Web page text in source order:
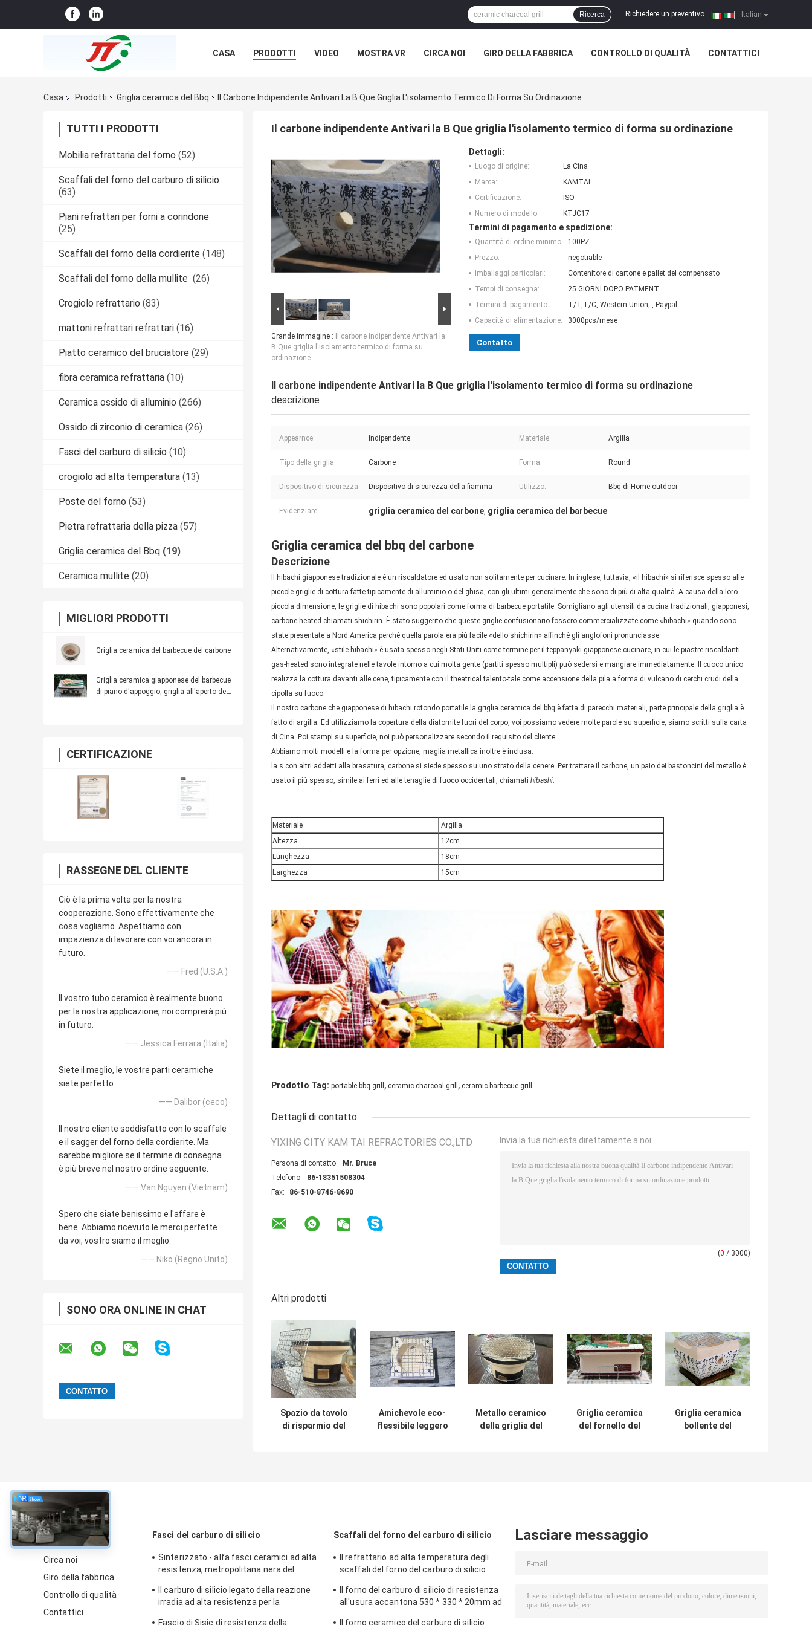
Italian
Richiedere un preventivo |
Ricerca
CASA PRODOTTI VIDEO MOSTRA VR CIRCA NOI GIRO DELLA FABBRICA CONTROLLO DI QUALITÀ CONTATTICI
Casa
Prodotti Griglia ceramica del Bbq Il Carbone Indipendente Antivari La B Que Griglia L'isolamento Termico Di Forma Su Ordinazione
TUTTI I PRODOTTI
Mobilia refrattaria del forno (52)
Scaffali del forno del carburo di silicio
(63)
Piani refrattari per forni a corindone
(25)
Scaffali del forno della cordierite (148)
Scaffali del forno della mullite (26)
Crogiolo refrattario (83)
mattoni refrattari refrattari (16)
Piatto ceramico del bruciatore (29)
fibra ceramica refrattaria (10)
Ceramica ossido di alluminio (266)
Ossido di zirconio di ceramica (26)
Fasci del carburo di silicio (10)
crogiolo ad alta temperatura (13)
Poste del forno (53)
Pietra refrattaria della pizza (57)
Griglia ceramica del Bbq (19)
Ceramica mullite (20)
MIGLIORI PRODOTTI
Griglia ceramica del barbecue del carbone
Griglia ceramica giapponese del barbecue
di piano d'appoggio, griglia all'aperto del
CERTIFICAZIONE
RASSEGNE DEL CLIENTE
Ciò è la prima volta per la nostra
cooperazione. Sono effettivamente che
cosa vogliamo. Aspettiamo con
impazienza di lavorare con voi ancora in
futuro.
—— Fred (U.S.A.)
Il vostro tubo ceramico è realmente buono
per la nostra applicazione, noi comprerà più
in futuro.
—— Jessica Ferrara (Italia)
Siete il meglio, le vostre parti ceramiche
siete perfetto
—— Dalibor (ceco)
Il nostro cliente soddisfatto con lo scaffale
e il sagger del forno della cordierite. Ma
sarebbe migliore se il termine di consegna
è più breve nel nostro ordine seguente.
—— Van Nguyen (Vietnam)
Spero che siate benissimo e l'affare è
bene. Abbiamo ricevuto le merci perfette
da voi, vostro siamo il meglio.
—— Niko (Regno Unito)
SONO ORA ONLINE IN CHAT
Il carbone indipendente Antivari la B Que griglia l'isolamento termico di forma su ordinazione
Grande immagine :
Il carbone indipendente Antivari la
B Que griglia l'isolamento termico di forma su
ordinazione
Dettagli:
Luogo di origine:
La Cina
Marca:
KAMTAI
Certificazione:
ISO
Numero di modello:
KTJC17
Termini di pagamento e spedizione:
Quantità di ordine minimo:
100PZ
Prezzo:
negotiable
Imballaggi particolari:
Contenitore di cartone e pallet del compensato
Tempi di consegna:
25 GIORNI DOPO PATMENT
Termini di pagamento:
T/T, L/C, Western Union, , Paypal
Capacità di alimentazione:
3000pcs/mese
Contatto
Il carbone indipendente Antivari la B Que griglia l'isolamento termico di forma su ordinazione
descrizione
Appearnce: Indipendente Materiale: Argilla
Tipo della griglia:: Carbone Forma: Round
Dispositivo di sicurezza:: Dispositivo di sicurezza della fiamma Utilizzo: Bbq di Home.outdoor
Evidenziare: griglia ceramica del carbone, griglia ceramica del barbecue
Griglia ceramica del bbq del carbone
Descrizione
Il hibachi giapponese tradizionale è un riscaldatore ed usato non solitamente per cucinare. In inglese, tuttavia, «il hibachi» si riferisce spesso alle
piccole griglie di cottura fatte tipicamente di alluminio o del ghisa, con gli ultimi generalmente che sono di più di alta qualità. A causa della loro
piccola dimensione, le griglie di hibachi sono popolari come forma di barbecue portatile. Somigliano agli utensili da cucina tradizionali, giapponesi,
carbone-heated chiamati shichirin. È stato suggerito che queste griglie confusionario fossero commercializzate come «hibachi» quando sono
state presentate a Nord America perché quella parola era più facile «dello shichirin» affinchè gli anglofoni pronunciasse.
Alternativamente, «stile hibachi» è usata spesso negli Stati Uniti come termine per il teppanyaki giapponese cucinare, in cui le piastre riscaldanti
gas-heated sono integrate nelle tavole intorno a cui molta gente (partiti spesso multipli) può sedersi e mangiare immediatamente. Il cuoco unico
realizza la cottura davanti alle cene, tipicamente con il theatrical talento-tale come accensione della pila a forma di vulcano di cerchi crudi della
cipolla su fuoco.
Il nostro carbone che giapponese di hibachi rotondo portatile la griglia ceramica del bbq è fatta di parecchi materiali, parte principale della griglia è
fatto di argilla. Ed utilizziamo la copertura della diatomite fuori del corpo, voi possiamo vedere molte parole su superficie, siamo scritti sulla carta
di Cina. Poi stampi su superficie, noi può personalizzare secondo il requisito del cliente.
Abbiamo molti modelli e la forma per opzione, maglia metallica inoltre è inclusa.
la s con altri addetti alla brasatura, carbone si siede spesso su uno strato della cenere. Per trattare il carbone, un paio dei bastoncini del metallo è
usato il più spesso, simile ai ferri ed alle tenaglie di fuoco occidentali, chiamati hibashi.
Materiale
Argilla
Altezza
12cm
Lunghezza
18cm
Larghezza
15cm
Prodotto Tag: portable bbq grill , ceramic charcoal grill , ceramic barbecue grill
Dettagli di contatto
YIXING CITY KAM TAI REFRACTORIES CO.,LTD
Persona di contatto:
Mr. Bruce
Telefono:
86-18351508304
Fax:
86-510-8746-8690
Invia la tua richiesta direttamente a noi
(0 / 3000)
Altri prodotti
Spazio da tavolo
di risparmio del
Amichevole eco-
flessibile leggero
Metallo ceramico
della griglia del
Griglia ceramica
del fornello del
Griglia ceramica
bollente del
circa
Circa noi
Giro della fabbrica
Controllo di qualità
Contattici
Fasci del carburo di silicio
Sinterizzato - alfa fasci ceramici ad alta
resistenza, metropolitana nera del
Il carburo di silicio legato della reazione
irradia ad alta resistenza per la
Fascio di Sisic di resistenza della
Scaffali del forno del carburo di silicio
Il refrattario ad alta temperatura degli
scaffali del forno del carburo di silicio
Il forno del carburo di silicio di resistenza
all'usura accantona 530 * 330 * 20mm ad
Il forno ceramico del carburo di silicio
Lasciare messaggio